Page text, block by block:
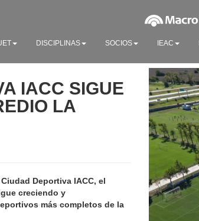
DISCIPLINAS SOCIOS IEAC
IACC SIGUE
LA
Deportiva IACC, el
creciendo y
más completos de la